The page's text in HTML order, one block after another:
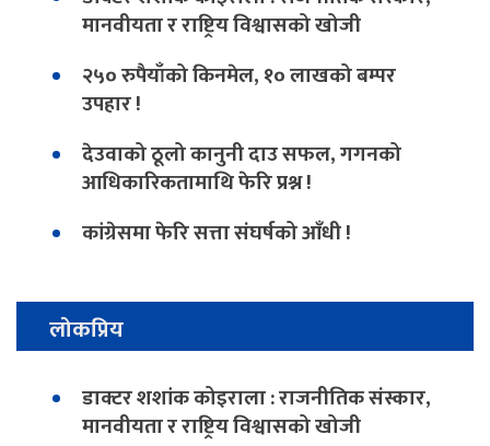
मानवीयता र राष्ट्रिय विश्वासको खोजी
२५० रुपैयाँको किनमेल, १० लाखको बम्पर
उपहार !
देउवाको ठूलो कानुनी दाउ सफल, गगनको
आधिकारिकतामाथि फेरि प्रश्न !
कांग्रेसमा फेरि सत्ता संघर्षको आँधी !
लोकप्रिय
डाक्टर शशांक कोइराला : राजनीतिक संस्कार,
मानवीयता र राष्ट्रिय विश्वासको खोजी